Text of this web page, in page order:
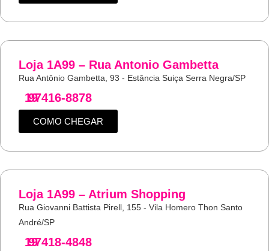
Loja 1A99 – Rua Antonio Gambetta
Rua Antônio Gambetta, 93 - Estância Suiça Serra Negra/SP
19
97416-8878
COMO CHEGAR
Loja 1A99 – Atrium Shopping
Rua Giovanni Battista Pirell, 155 - Vila Homero Thon Santo
André/SP
19
97418-4848